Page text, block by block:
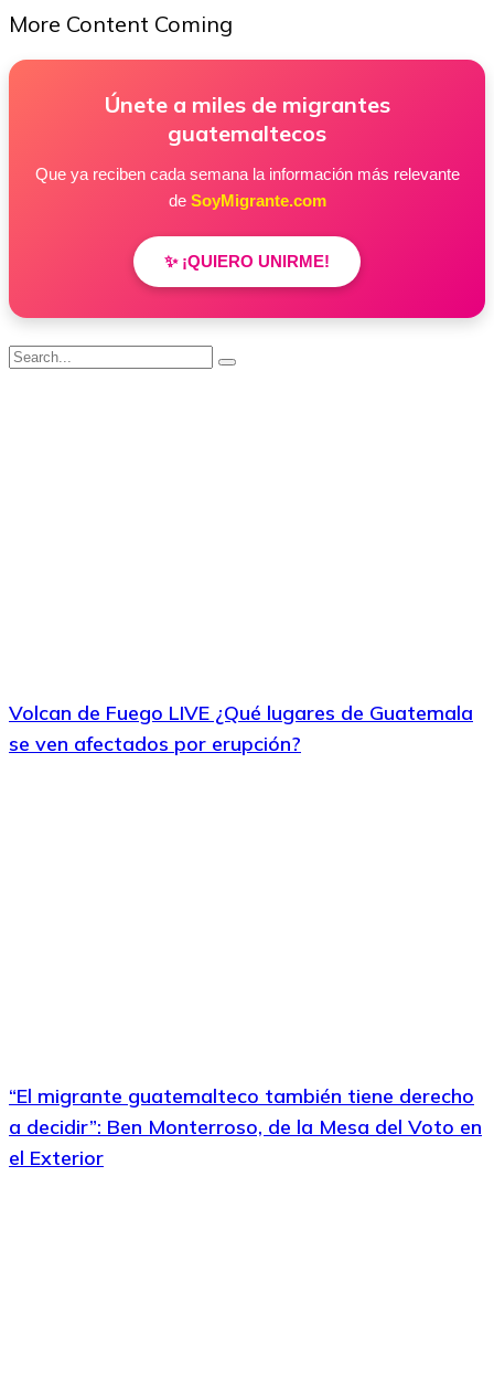
More Content Coming
Únete a miles de migrantes
guatemaltecos
Que ya reciben cada semana la información más relevante
de SoyMigrante.com
✨ ¡QUIERO UNIRME!
Volcan de Fuego LIVE ¿Qué lugares de Guatemala
se ven afectados por erupción?
“El migrante guatemalteco también tiene derecho
a decidir”: Ben Monterroso, de la Mesa del Voto en
el Exterior